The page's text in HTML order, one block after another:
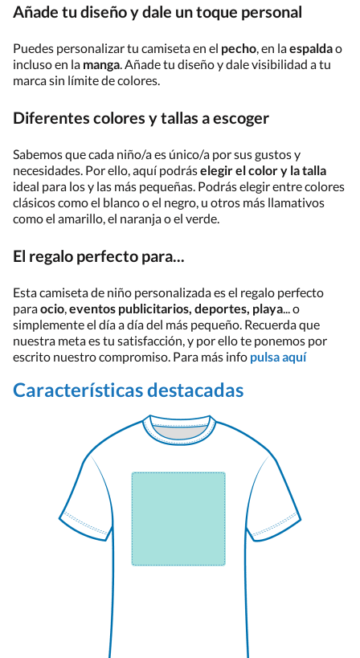
Añade tu diseño y dale un toque personal
Puedes personalizar tu camiseta en el pecho, en laespaldao
incluso en la manga. Añade tu diseño y dale visibilidad a tu
marca sin límite de colores.
Diferentes colores y tallas a escoger
Sabemos que cada niño/a es único/a por sus gustos y
necesidades. Por ello, aquí podráselegir el color y la talla
ideal para los y las más pequeñas. Podrás elegir entre colores
clásicos como el blanco o el negro, u otros más llamativos
como el amarillo, el naranja o el verde.
El regalo perfecto para...
Esta camiseta de niño personalizada es el regalo perfecto
paraocio,eventos publicitarios, deportes, playa... o
simplemente el día a día del más pequeño. Recuerda que
nuestra meta es tu satisfacción, y por ello te ponemos por
escrito nuestro compromiso. Para más info pulsa aquí
Características destacadas